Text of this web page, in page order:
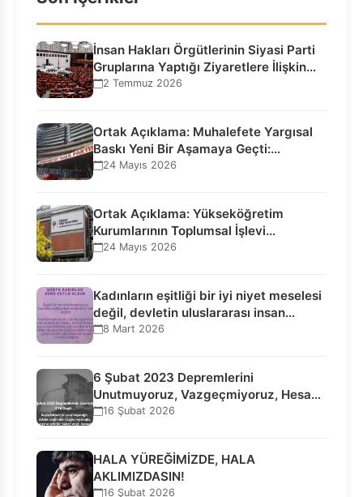
İnsan Hakları Örgütlerinin Siyasi Parti
Gruplarına Yaptığı Ziyaretlere İlişkin
Bilgilendirme…
2 Temmuz 2026
Ortak Açıklama: Muhalefete Yargısal
Baskı Yeni Bir Aşamaya Geçti:
Seçilmiş…
24 Mayıs 2026
Ortak Açıklama: Yükseköğretim
Kurumlarının Toplumsal İşlevi
Kurucularının Ticari Akıbetine
24 Mayıs 2026
Kadınların eşitliği bir iyi niyet meselesi
değil, devletin uluslararası insan…
8 Mart 2026
6 Şubat 2023 Depremlerini
Unutmuyoruz, Vazgeçmiyoruz, Hesap
Sorulmasını İstiyoruz!
16 Şubat 2026
HALA YÜREĞİMİZDE, HALA
AKLIMIZDASIN!
16 Şubat 2026